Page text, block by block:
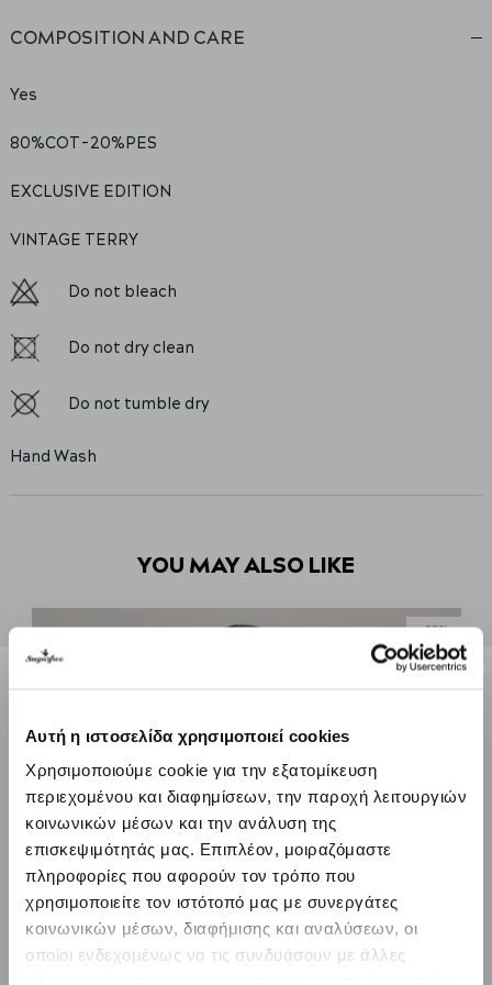
Αυτή η ιστοσελίδα χρησιμοποιεί cookies
Χρησιμοποιούμε cookie για την εξατομίκευση
περιεχομένου και διαφημίσεων, την παροχή λειτουργιών
κοινωνικών μέσων και την ανάλυση της
επισκεψιμότητάς μας. Επιπλέον, μοιραζόμαστε
πληροφορίες που αφορούν τον τρόπο που
χρησιμοποιείτε τον ιστότοπό μας με συνεργάτες
κοινωνικών μέσων, διαφήμισης και αναλύσεων, οι
οποίοι ενδεχομένως να τις συνδυάσουν με άλλες
COMPOSITION AND CARE
Yes
80%COT-20%PES
EXCLUSIVE EDITION
VINTAGE TERRY
Do not bleach
Do not dry clean
Do not tumble dry
Hand Wash
YOU MAY ALSO LIKE
-55%